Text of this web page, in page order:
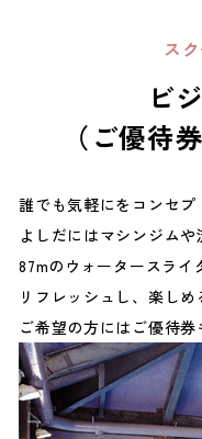
ス
ビ
（ご優待
誰でも気軽にをコンセ
よしだにはマシンジム
87mのウォータースライ
リフレッシュし、楽しめ
ご希望の方にはご優待券